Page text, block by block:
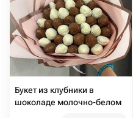
Букет из клубники в
шоколаде молочно-белом